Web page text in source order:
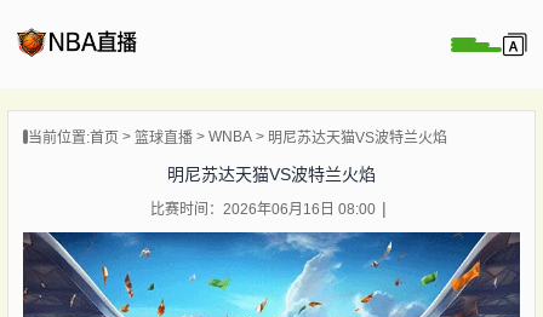
播
像
闻
当前位置:首页 篮球直播 WNBA 明尼苏达天猫VS波特兰火焰
明尼苏达天猫VS波特兰火焰
比赛时间：2026年06月16日 08:00